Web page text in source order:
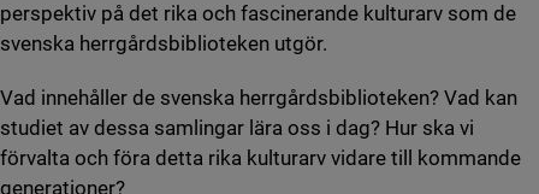
perspektiv på det rika och fascinerande kulturarv som de
svenska herrgårdsbiblioteken utgör.
Vad innehåller de svenska herrgårdsbiblioteken? Vad kan
studiet av dessa samlingar lära oss i dag? Hur ska vi
förvalta och föra detta rika kulturarv vidare till kommande
generationer?